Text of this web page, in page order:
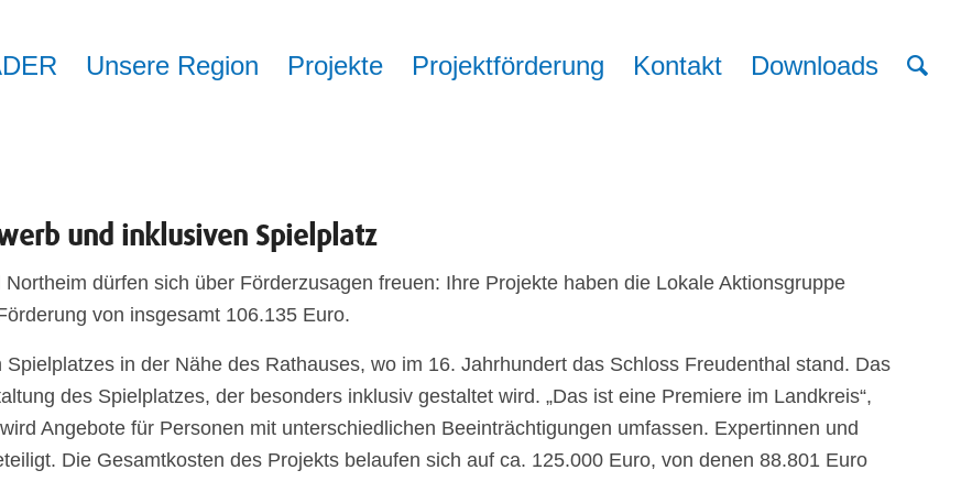
Unsere Region Projekte Projektförderung Kontakt Downloads
und inklusiven Spielplatz
dürfen sich über Förderzusagen freuen: Ihre Projekte haben die Lokale Aktionsgruppe
von insgesamt 106.135 Euro.
in der Nähe des Rathauses, wo im 16. Jahrhundert das Schloss Freudenthal stand. Das
des Spielplatzes, der besonders inklusiv gestaltet wird. „Das ist eine Premiere im Landkreis“,
Angebote für Personen mit unterschiedlichen Beeinträchtigungen umfassen. Expertinnen und
Die Gesamtkosten des Projekts belaufen sich auf ca. 125.000 Euro, von denen 88.801 Euro